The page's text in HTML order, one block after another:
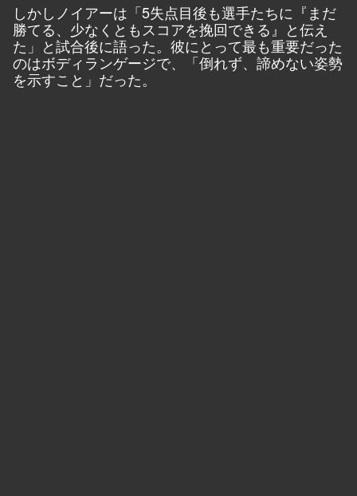
しかしノイアーは「5失点目後も選手たちに『まだ
勝てる、少なくともスコアを挽回できる』と伝え
た」と試合後に語った。彼にとって最も重要だった
のはボディランゲージで、「倒れず、諦めない姿勢
を示すこと」だった。